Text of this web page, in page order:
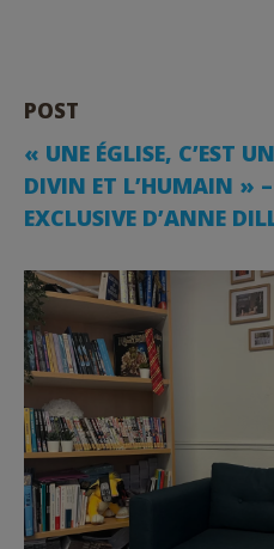
POST
« UNE ÉGLISE, C’EST
DIVIN ET L’HUMAIN »
EXCLUSIVE D’ANNE